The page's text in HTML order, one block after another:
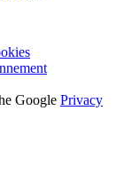
Google Privacy